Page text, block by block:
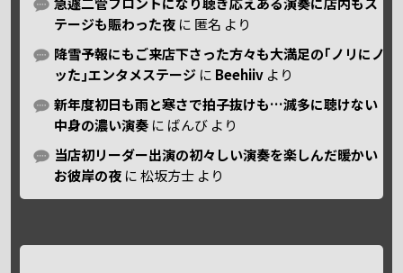
テージも賑わった夜 に 匿名 より
降雪予報にもご来店下さった方々も大満足の｢ノリにノ
ッた｣エンタメステージ に Beehiiv より
新年度初日も雨と寒さで拍子抜けも…滅多に聴けない
中身の濃い演奏 に ばんび より
当店初リーダー出演の初々しい演奏を楽しんだ暖かい
お彼岸の夜 に松坂方士 より